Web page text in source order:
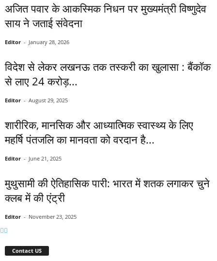
अजित पवार के आकस्मिक निधन पर मुख्यमंत्री विष्णुदेव
साय ने जताई संवेदना
Editor - January 28, 2026
विदेश से लेकर लखनऊ तक तस्करी का खुलासा : बैंकॉक
से लाए 24 करोड़...
Editor - August 29, 2025
शारीरिक, मानसिक और आध्यात्मिक स्वास्थ्य के लिए
महर्षि पंतजलि का मानवता को वरदान है...
Editor - June 21, 2025
मुथुसामी की ऐतिहासिक पारी: भारत में शतक लगाकर चुने
क्लब में की एंट्री
Editor - November 23, 2025
Contact US